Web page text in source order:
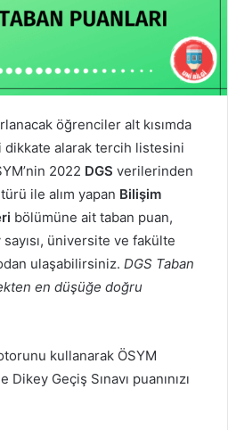
öğrenciler alt kısımda
alarak tercih listesini
2022 DGS verilerinden
ile alım yapan Bilişim
bölümüne ait taban puan,
üniversite ve fakülte
ulaşabilirsiniz. DGS Taban
en düşüğe doğru
kullanarak ÖSYM
Geçiş Sınavı puanınızı